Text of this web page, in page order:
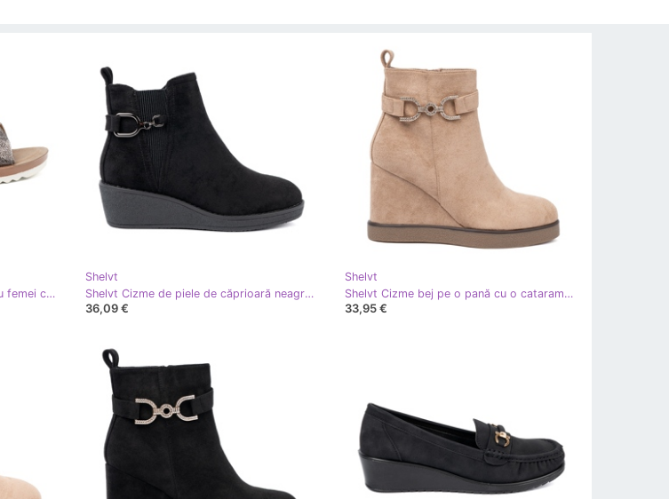
Shelvt Flip -flops metalice pentru femei cu o talpă albă argint
Shelvt
Shelvt Cizme de piele de căprioară neagră cu o inserție flexibilă negru
36,09 €
Shelvt
Shelvt Cizme bej pe o pană cu o cataramă decorativă
33,95 €